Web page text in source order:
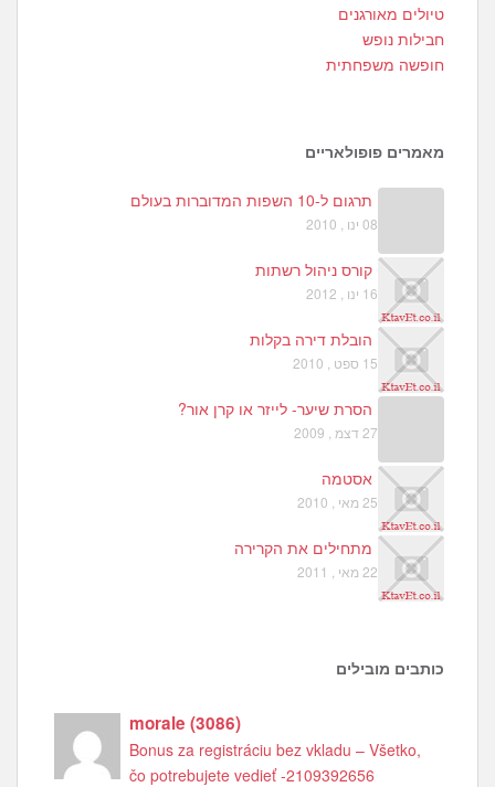
0
טיולים מאורגנים
חבילות נופש
חופשה משפחתית
מאמרים פופולאריים
תרגום ל-10 השפות המדוברות בעולם
08 ינו , 2010
קורס ניהול רשתות
16 ינו , 2012
הובלת דירה בקלות
15 ספט , 2010
הסרת שיער- לייזר או קרן אור?
27 דצמ , 2009
אסטמה
25 מאי , 2010
מתחילים את הקרירה
22 מאי , 2011
כותבים מובילים
morale(3086)
Bonus za registráciu bez vkladu – Všetko,
čo potrebujete vedieť -2109392656